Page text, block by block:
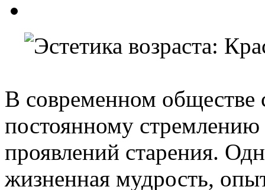
В современном обществе
постоянному
проявлений старения.
жизненная мудрость,